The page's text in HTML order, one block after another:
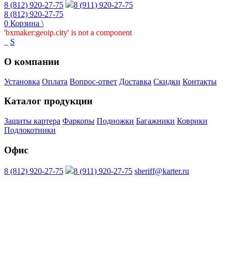
8 (812) 920-27-75
8 (911) 920-27-75
8 (812) 920-27-75
0 Корзина \
'bxmaker:geoip.city' is not a component
S
О компании
Установка Оплата Вопрос-ответ Доставка Скидки Контакты
Каталог продукции
Защиты картера Фаркопы Подножки Багажники Коврики
Подлокотники
Офис
8 (812) 920-27-75 8 (911) 920-27-75 sheriff@karter.ru